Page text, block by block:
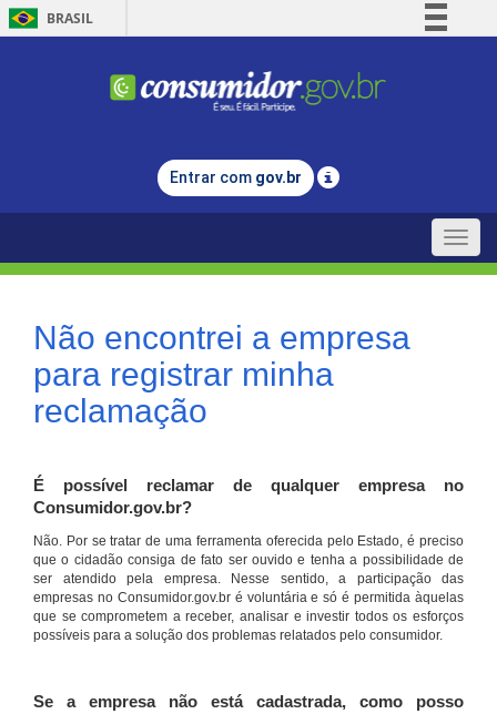
BRASIL
Comunica BR
Legislação
Entrar com gov.br
Toggle
Não encontrei a empresa
para registrar minha
reclamação
É possível reclamar de qualquer empresa no
Consumidor.gov.br?
Não. Por se tratar de uma ferramenta oferecida pelo Estado, é preciso
que o cidadão consiga de fato ser ouvido e tenha a possibilidade de
ser atendido pela empresa. Nesse sentido, a participação das
empresas no Consumidor.gov.br é voluntária e só é permitida àquelas
que se comprometem a receber, analisar e investir todos os esforços
possíveis para a solução dos problemas relatados pelo consumidor.
Se a empresa não está cadastrada, como posso